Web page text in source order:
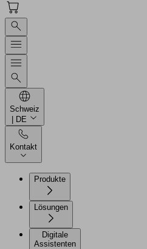
Schweiz
| DE
Kontakt
Produkte
Lösungen
Digitale
Assistenten